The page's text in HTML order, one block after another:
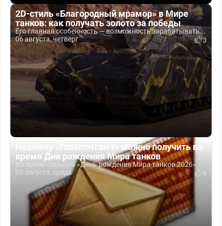
2D-стиль «Благородный мрамор» в Мире
танков: как получать золото за победы
Его главная особенность — возможность зарабатывать...
06 августа, четверг
3
Нашивку «Главпочтамт» можно получить во
время Дня рождения Мира танков
Во время события «День рождения Мира танков 2026»...
05 августа, среда
6